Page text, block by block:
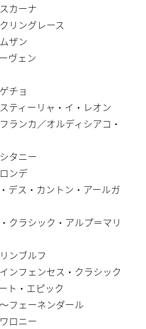
カーナ
リングレース
ザン
ヴェン
チョ
ティーリャ・イ・レオン
ランカ／オルディシアコ・
タニー
ンデ
デス・カントン・アールガ
クラシック・アルプ＝マリ
ンブルフ
ンフェンセス・クラシック
ト・エピック
フェーネンダール
ロニー